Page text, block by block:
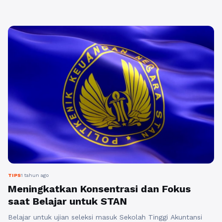
metode yang dapat membantu dalam persiapan adalah
mengikuti bimbingan belajar (bimbel) ...Baca Selengkapnya
TIPS1 tahun ago
Meningkatkan Konsentrasi dan Fokus
saat Belajar untuk STAN
Belajar untuk ujian seleksi masuk Sekolah Tinggi Akuntansi